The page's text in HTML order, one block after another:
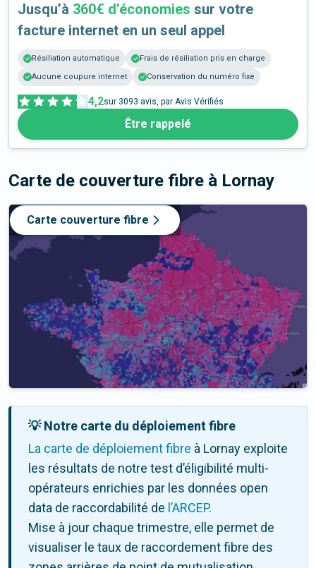
Jusqu’à 360€ d’économies sur votre
facture internet en un seul appel
Résiliation automatique
Frais de résiliation pris en charge
Aucune coupure internet
Conservation du numéro fixe
4,2sur 3093 avis, par Avis Vérifiés
Être rappelé
Carte de couverture fibre à Lornay
Carte couverture fibre
💡 Notre carte du déploiement fibre
La carte de déploiement fibre à Lornay exploite
les résultats de notre test d’éligibilité multi-
opérateurs enrichies par les données open
data de raccordabilité de l’ARCEP.
Mise à jour chaque trimestre, elle permet de
visualiser le taux de raccordement fibre des